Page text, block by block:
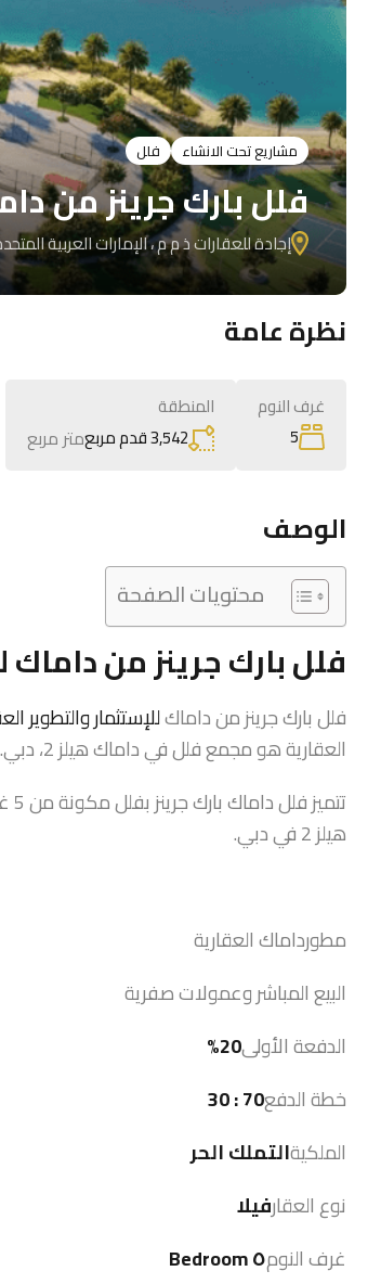
مشاريع تحت الانشاء فلل
فلل بارك جرينز من
إجادة للعقارات ذ م م ، الإمارات العربية
نظرة عامة
غرف النوم
5
المنطقة
3,542 قدم مربع
متر مربع
الوصف
محتويات الصفحة
فلل بارك جرينز من داماك
فلل بارك جرينز من داماكللإستثمار والتطوير
العقارية هو مجمع فلل في داماك هيلز 2، دبي.
هيلز 2 في دبي.
مطورداماك العقارية
البيع المباشر وعمولات صفرية
الدفعة الأولى20%
خطة الدفع70 : 30
الملكيةالتملك الحر
نوع العقارفيلا
غرف النوم٥ Bedroom